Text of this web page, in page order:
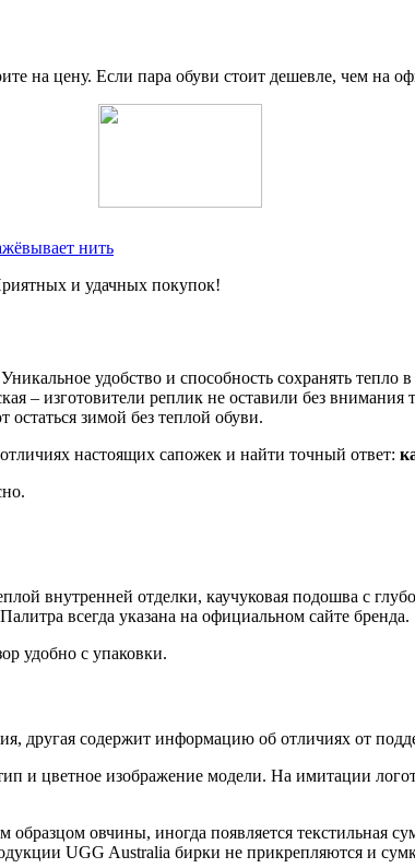
на цену. Если пара обуви стоит дешевле, чем на
нить
и удачных покупок!
удобство и способность сохранять
– изготовители реплик не оставили без
зимой без теплой обуви.
настоящих сапожек и найти точный ответ:
внутренней отделки, каучуковая подошва с
всегда указана на официальном сайте бренда.
удобно с упаковки.
другая содержит информацию об отличиях от
и цветное изображение модели. На имитации
овчины, иногда появляется текстильная
UGG Australia бирки не прикрепляются и